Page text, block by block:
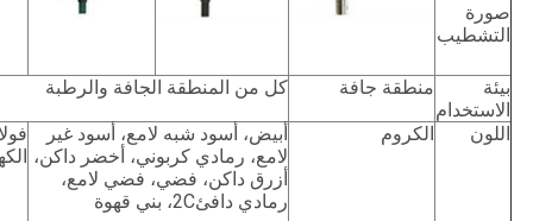
صورة
التشطيب
بيئة
الاستخدام
منطقة جافة كل من المنطقة الجافة والرطبة
اللون الكروم
أبيض، أسود شبه لامع، أسود غير
لامع، رمادي كربوني، أخضر داكن،
أزرق داكن، فضي، فضي لامع،
رمادي دافئ2C، بني قهوة